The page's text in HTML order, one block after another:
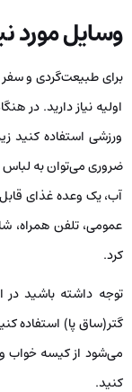
وسایل مورد
برای طبیعت‌گردی و
اولیه نیاز دارید. در
ورزشی استفاده کنید
ضروری می‌توان به
آب، یک وعده غذای
عمومی، تلفن همراه،
کرد.
توجه داشته باشید در
گتر(ساق پا) استفاده
می‌شود از کیسه خواب و
کنید.